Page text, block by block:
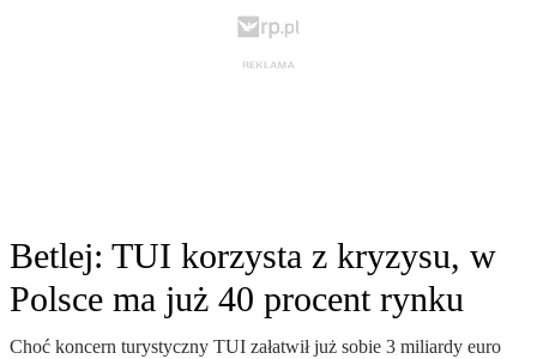
Betlej: TUI korzysta z kryzysu, w
Polsce ma już 40 procent rynku
Choć koncern turystyczny TUI załatwił już sobie 3 miliardy euro